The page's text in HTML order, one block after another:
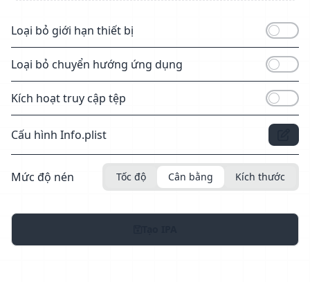
Loại bỏ giới hạn thiết bị
Loại bỏ chuyển hướng ứng dụng
Kích hoạt truy cập tệp
Cấu hình Info.plist
Mức độ nén Tốc độ Cân bằng Kích thước